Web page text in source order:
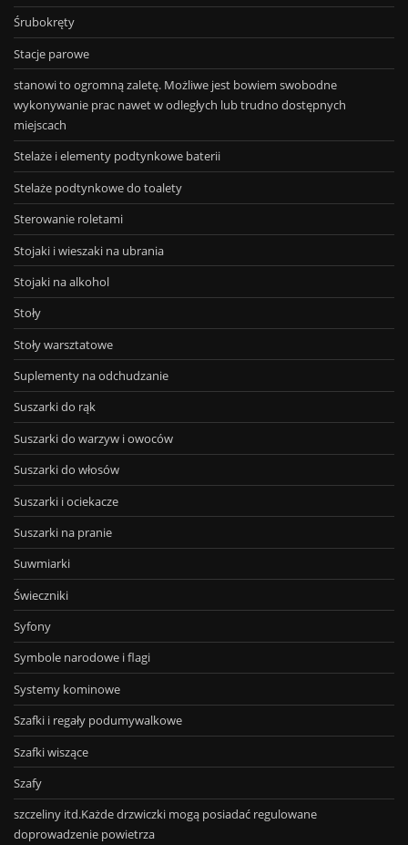
Śrubokręty
Stacje parowe
stanowi to ogromną zaletę. Możliwe jest bowiem swobodne
wykonywanie prac nawet w odległych lub trudno dostępnych
miejscach
Stelaże i elementy podtynkowe baterii
Stelaże podtynkowe do toalety
Sterowanie roletami
Stojaki i wieszaki na ubrania
Stojaki na alkohol
Stoły
Stoły warsztatowe
Suplementy na odchudzanie
Suszarki do rąk
Suszarki do warzyw i owoców
Suszarki do włosów
Suszarki i ociekacze
Suszarki na pranie
Suwmiarki
Świeczniki
Syfony
Symbole narodowe i flagi
Systemy kominowe
Szafki i regały podumywalkowe
Szafki wiszące
Szafy
szczeliny itd.Każde drzwiczki mogą posiadać regulowane
doprowadzenie powietrza